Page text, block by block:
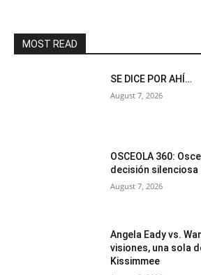
MOST READ
SE DICE POR AHÍ…
August 7, 2026
OSCEOLA 360:
decisión silenciosa
August 7, 2026
Angela Eady vs.
visiones, una sola
Kissimmee